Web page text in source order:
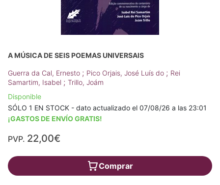
A MÚSICA DE SEIS POEMAS UNIVERSAIS
Guerra da Cal, Ernesto ; Pico Orjais, José Luís do ; Rei
Samartim, Isabel ; Trillo, Joám
Disponible
SÓLO 1 EN STOCK - dato actualizado el 07/08/26 a las 23:01
¡GASTOS DE ENVÍO GRATIS!
PVP. 22,00€
Comprar